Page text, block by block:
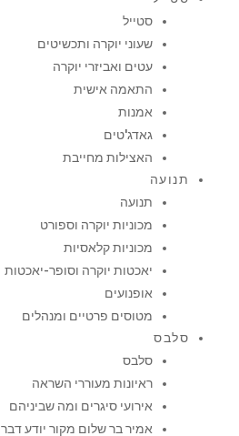
סטייל
שעוני יוקרה ותכשיטים
עטים ואביזרי יוקרה
התאמה אישית
אמנות
גאדג'טים
האצילות מחייבת
תנועה
תנועה
מכוניות יוקרה וספורט
מכוניות קלאסיות
יאכטות יוקרה וסופר-יאכטות
אופנועים
מטוסים פרטיים ומנהלים
סלבס
סלבס
ראיונות מעוררי השראה
אירועי סיגרים ומה שביניהם
אמיר בר שלום מקור יודע דבר